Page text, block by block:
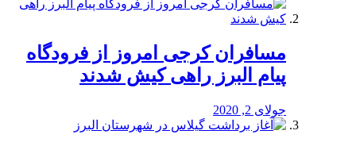
مسافران کرجی امروز از فرودگاه
پیام البرز راهی کیش شدند
جولای 2, 2020